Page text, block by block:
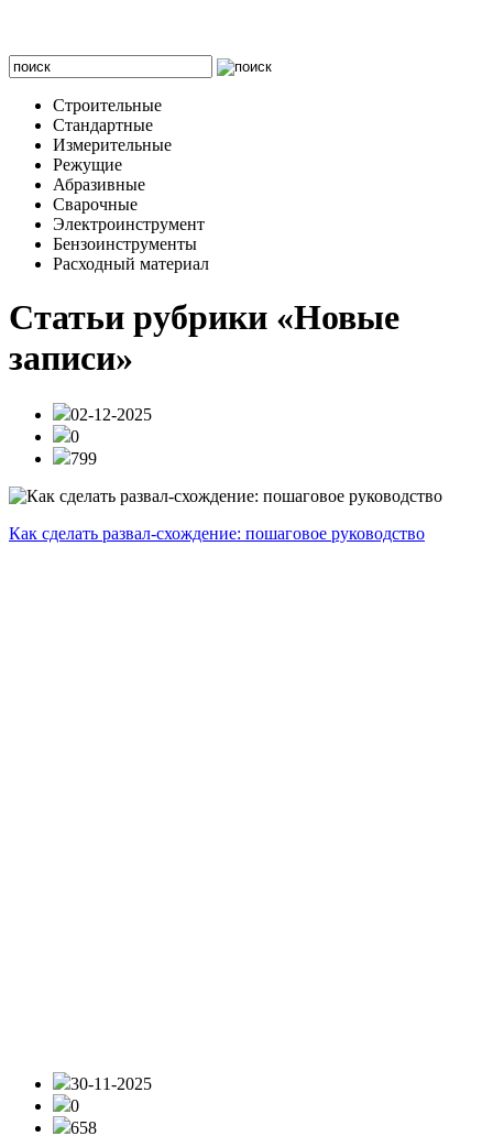
Строительные
Стандартные
Измерительные
Режущие
Абразивные
Сварочные
Электроинструмент
Бензоинструменты
Расходный материал
Статьи рубрики «Новые
записи»
02-12-2025
0
799
Как сделать развал-схождение: пошаговое руководство
30-11-2025
0
658